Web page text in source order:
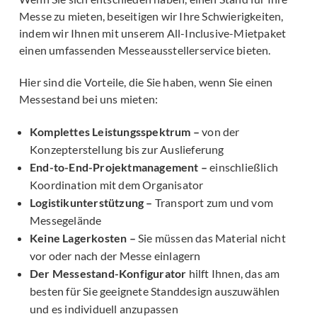
Messe zu mieten, beseitigen wir Ihre Schwierigkeiten,
indem wir Ihnen mit unserem All-Inclusive-Mietpaket
einen umfassenden Messeausstellerservice bieten.
Hier sind die Vorteile, die Sie haben, wenn Sie einen
Messestand bei uns mieten:
Komplettes Leistungsspektrum – von der
Konzepterstellung bis zur Auslieferung
End-to-End-Projektmanagement – einschließlich
Koordination mit dem Organisator
Logistikunterstützung – Transport zum und vom
Messegelände
Keine Lagerkosten – Sie müssen das Material nicht
vor oder nach der Messe einlagern
Der Messestand-Konfigurator hilft Ihnen, das am
besten für Sie geeignete Standdesign auszuwählen
und es individuell anzupassen